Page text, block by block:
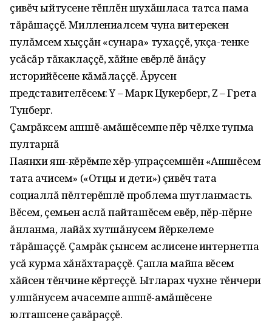
çивĕч ыйтусене тĕплĕн шухăшласа татса пама
тăрăшаççĕ. Миллениалсем чуна витерекен
пулăмсем хыççăн «сунара» тухаççĕ, укçа-тенке
усăсăр тăкаклаççĕ, хăйне евĕрлĕ ăнăçу
историйĕсене кăмăлаççĕ. Ăрусен
представителĕсем: Y – Марк Цукерберг, Z – Грета
Тунберг.
Çамрăксем ашшĕ-амăшĕсемпе пĕр чĕлхе тупма
пултарнă
Паянхи яш-кĕрĕмпе хĕр-упраçсемшĕн «Ашшĕсем
тата ачисем» («Отцы и дети») çивĕч тата
социаллă пĕлтерĕшлĕ проблема шутланмасть.
Вĕсем, çемьен аслă пайташĕсем евĕр, пĕр-пĕрне
ăнланма, лайăх хутшăнусем йĕркелеме
тăрăшаççĕ. Çамрăк çынсем аслисене интернетпа
усă курма хăнăхтараççĕ. Çапла майпа вĕсем
хăйсен тĕнчине кĕртеççĕ. Ытларах чухне тĕнчери
улшăнусем ачасемпе ашшĕ-амăшĕсене
юлташсене çавăраççĕ.